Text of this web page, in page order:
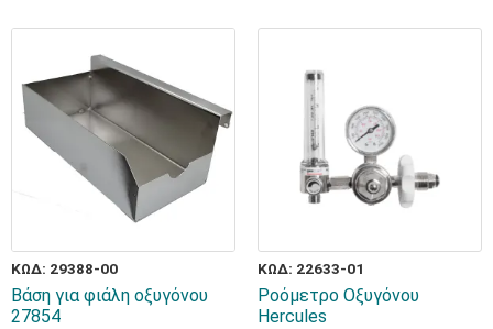
ΚΩΔ: 29388-00
Βάση για φιάλη οξυγόνου
27854
ΚΩΔ: 22633-01
Ροόμετρο Οξυγόνου
Hercules